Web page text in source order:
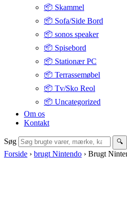
📦 Skammel
📦 Sofa/Side Bord
📦 sonos speaker
📦 Spisebord
📦 Stationær PC
📦 Terrassemøbel
📦 Tv/Sko Reol
📦 Uncategorized
Om os
Kontakt
Søg 🔍
Forside › brugt Nintendo › Brugt